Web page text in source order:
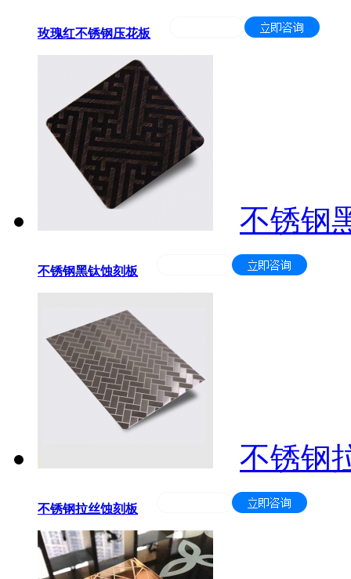
玫瑰红不锈钢压花板
不锈钢
不锈钢黑钛蚀刻板
不锈钢
不锈钢拉丝蚀刻板